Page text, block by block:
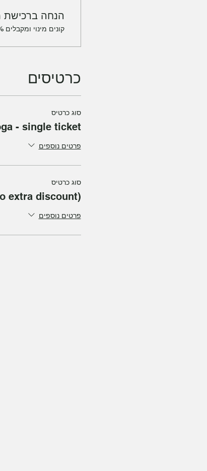
הנחה ברכישת
קונים מינוי ומקבלים 41% הנחה עבור האירוע הזה
כרטיסים
סוג כרטיס
- single ticket
פרטים נוספים
סוג כרטיס
extra discount)
פרטים נוספים